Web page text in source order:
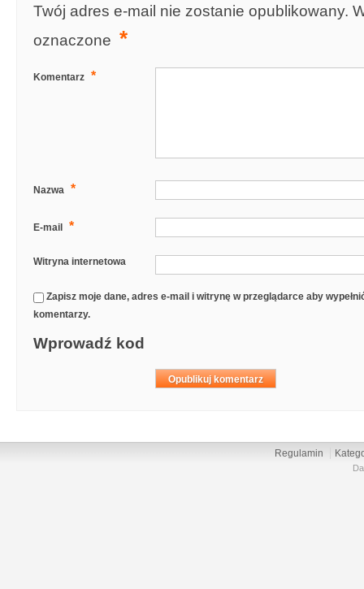
Twój adres e-mail nie zostanie opublikowany.
oznaczone *
Komentarz *
Nazwa *
E-mail *
Witryna internetowa
Zapisz moje dane, adres e-mail i witrynę w przeglądarce aby
komentarzy.
Wprowadź kod
Regulamin